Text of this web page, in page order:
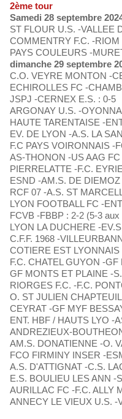
2ème tour
Samedi 28 septembre
ST FLOUR U.S. -VALLEE
COMMENTRY F.C. -RIOM
PAYS COULEURS -
dimanche 29 septembre
C.O. VEYRE MONTON -
ECHIROLLES FC -
JSPJ -CERNEX E.S. : 0-5
ARGONAY U.S. -
HAUTE TARENTAISE -
EV. DE LYON -A.S. LA
F.C PAYS VOIRONNAIS -
AS-THONON -US AAG FC
PIERRELATTE -F.C.
ESND -AM.S. DE DIEMOZ
RCF 07 -A.S. ST
LYON FOOTBALL FC -
FCVB -FBBP : 2-2 (5-3 aux
LYON LA DUCHERE -
C.F.F. 1968 -
COTIERE EST
F.C. CHATEL GUYON -GF
GF MONTS ET PLAINE -
RIORGES F.C. -F.C.
O. ST JULIEN
CEYRAT -GF MYF
ENT. HBF / HAUTS LYO -
ANDREZIEUX-
AM.S. DONATIENNE -O.
FCO FIRMINY INSER -
A.S. D'ATTIGNAT -C.S.
E.S. BOULIEU LES ANN -
AURILLAC FC -F.C. ALLY
ANNECY LE VIEUX U.S. -